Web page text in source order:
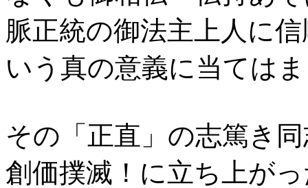
脈正統の御法主上人に
いう真の意義に当ては
その「正直」の志篤き
創価撲滅！に立ち上が